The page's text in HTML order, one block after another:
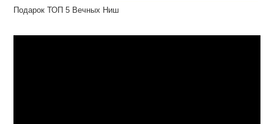
Подарок ТОП 5 Вечных Ниш